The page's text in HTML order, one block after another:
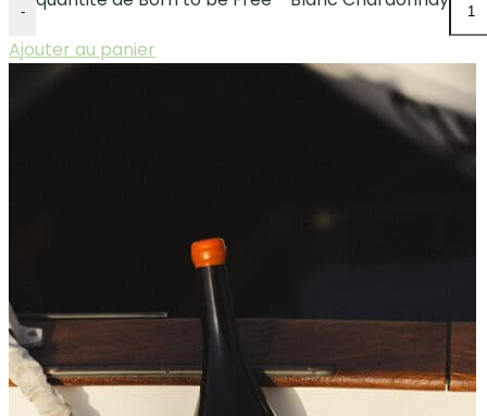
-
Ajouter au panier